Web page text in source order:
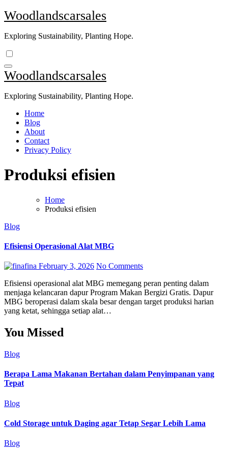
Skip
to
Woodlandscarsales
Exploring Sustainability, Planting Hope.
Woodlandscarsales
Exploring Sustainability, Planting Hope.
Home
Blog
About
Contact
Privacy Policy
Produksi efisien
Home
Produksi efisien
Blog
Efisiensi Operasional Alat MBG
fina February 3, 2026 No Comments
Efisiensi operasional alat MBG memegang peran penting dalam
menjaga kelancaran dapur Program Makan Bergizi Gratis. Dapur
MBG beroperasi dalam skala besar dengan target produksi harian
yang ketat, sehingga setiap alat…
You Missed
Blog
Berapa Lama Makanan Bertahan dalam Penyimpanan yang
Tepat
Blog
Cold Storage untuk Daging agar Tetap Segar Lebih Lama
Blog